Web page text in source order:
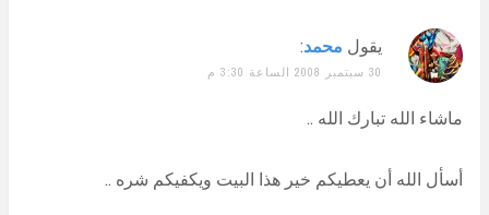
يقول محمد:
30 سبتمبر 2008 الساعة 3:30 م
ماشاء الله تبارك الله ..
أسأل الله أن يعطيكم خير هذا البيت ويكفيكم شره ..